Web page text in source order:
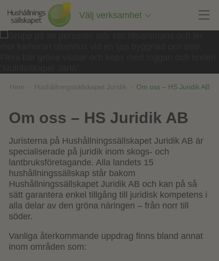
innehåll
sidan
Välj verksamhet
Hem Hushållningssällskapet Juridik Om oss – HS Juridik AB
Om oss – HS Juridik AB
Juristerna på Hushållningssällskapet Juridik AB är
specialiserade på juridik inom skogs- och
lantbruksföretagande. Alla landets 15
hushållningssällskap står bakom
Hushållningssällskapet Juridik AB och kan på så
sätt garantera enkel tillgång till juridisk kompetens i
alla delar av den gröna näringen – från norr till
söder.
Vanliga återkommande uppdrag finns bland annat
inom områden som: